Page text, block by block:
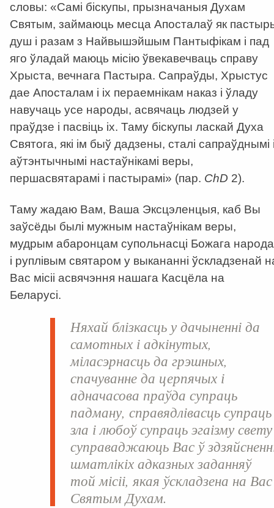
словы: «Самі біскупы, прызначаныя Духам
Святым, займаюць месца Апосталаў як
душ і разам з Найвышэйшым Пантыфікам і пад
яго ўладай маюць місію ўвекавечваць справу
Хрыста, вечнага Пастыра. Сапраўды, Хрыстус
дае Апосталам і іх пераемнікам наказ і ўладу
навучаць усе народы, асвячаць людзей у
праўдзе і пасвіць іх. Таму біскупы ласкай Духа
Святога, які ім быў дадзены, сталі сапраўднымі
аўтэнтычнымі настаўнікамі веры,
першасвятарамі і пастырамі» (пар. ChD 2).
Таму жадаю Вам, Ваша Эксцэленцыя, каб Вы
заўсёды былі мужным настаўнікам веры,
мудрым абаронцам супольнасці Божага народа
і руплівым святаром у выкананні ўскладзенай
Вас місіі асвячэння нашага Касцёла на
Беларусі.
Няхай блізкасць у дачыненні да
самотных і адкінутых,
міласэрнасць да грэшных,
спачуванне да церпячых і
адначасова праўда супраць
падману, справядлівасць супраць
зла і любоў супраць эгаізму свету
суправаджаюць Вас ў
шматлікіх адказных заданняў
той місіі, якая ўскладзена на Вас
Святым Духам.